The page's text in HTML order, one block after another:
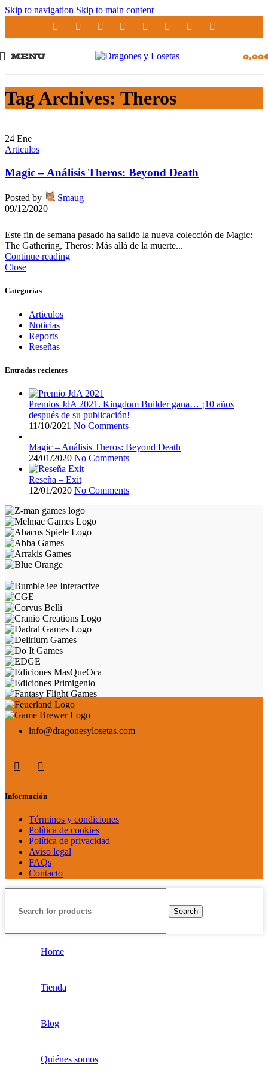
Skip to navigation Skip to main content
MENU 0,00
Tag Archives: Theros
24 Ene
Articulos
Magic – Análisis Theros: Beyond Death
Posted by
Smaug
09/12/2020
Este fin de semana pasado ha salido la nueva colección de Magic:
The Gathering, Theros: Más allá de la muerte...
Continue reading
Close
Categorías
Articulos
Noticias
Reports
Reseñas
Entradas recientes
Premios JdA 2021. Kingdom Builder gana… ¡10 años
después de su publicación!
11/10/2021 No Comments
Magic – Análisis Theros: Beyond Death
24/01/2020 No Comments
Reseña – Exit
12/01/2020 No Comments
info@dragonesylosetas.com
Información
Términos y condiciones
Política de cookies
Política de privacidad
Aviso legal
FAQs
Contacto
Search
Home
Tienda
Blog
Quiénes somos